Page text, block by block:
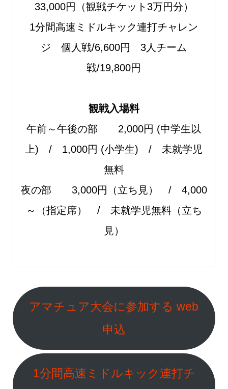
33,000円（観戦チケット3万円分）
1分間高速ミドルキック連打チャレン
ジ 個人戦/6,600円 3人チーム
戦/19,800円
観戦入場料
午前～午後の部 2,000円 (中学生以
上) / 1,000円 (小学生) / 未就学児
無料
夜の部 3,000円（立ち見） / 4,000
～（指定席） / 未就学児無料（立ち
見）
アマチュア大会に参加する web
申込
1分間高速ミドルキック連打チ